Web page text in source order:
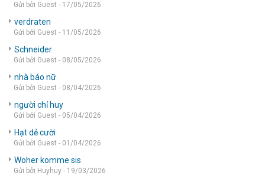
Gửi bởi Guest - 17/05/2026
verdraten
Gửi bởi Guest - 11/05/2026
Schneider
Gửi bởi Guest - 08/05/2026
nhà báo nữ
Gửi bởi Guest - 08/04/2026
người chỉ huy
Gửi bởi Guest - 05/04/2026
Hạt dẻ cười
Gửi bởi Guest - 01/04/2026
Woher komme sis
Gửi bởi Huyhuy - 19/03/2026